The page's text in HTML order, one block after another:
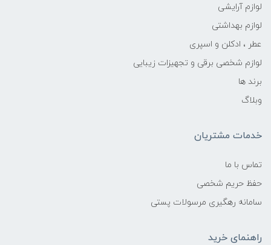
لوازم آرایشی
لوازم بهداشتی
عطر ، ادکلن و اسپری
لوازم شخصی برقی و تجهیزات زیبایی
برند ها
وبلاگ
خدمات مشتریان
تماس با ما
حفظ حریم شخصی
سامانه رهگیری مرسولات پستی
راهنمای خرید